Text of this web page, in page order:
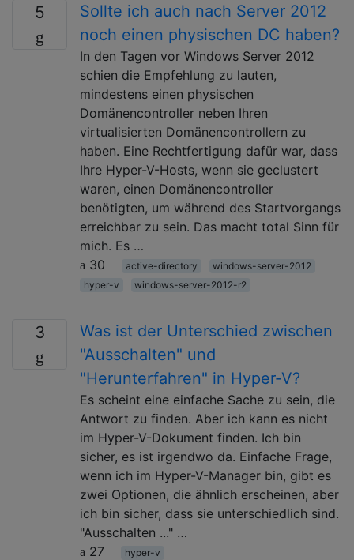
5
Sollte ich auch nach Server 2012
noch einen physischen DC haben?
In den Tagen vor Windows Server 2012
schien die Empfehlung zu lauten,
mindestens einen physischen
Domänencontroller neben Ihren
virtualisierten Domänencontrollern zu
haben. Eine Rechtfertigung dafür war, dass
Ihre Hyper-V-Hosts, wenn sie geclustert
waren, einen Domänencontroller
benötigten, um während des Startvorgangs
erreichbar zu sein. Das macht total Sinn für
mich. Es …
30
active-directory
windows-server-2012
hyper-v
windows-server-2012-r2
3
Was ist der Unterschied zwischen
"Ausschalten" und
"Herunterfahren" in Hyper-V?
Es scheint eine einfache Sache zu sein, die
Antwort zu finden. Aber ich kann es nicht
im Hyper-V-Dokument finden. Ich bin
sicher, es ist irgendwo da. Einfache Frage,
wenn ich im Hyper-V-Manager bin, gibt es
zwei Optionen, die ähnlich erscheinen, aber
ich bin sicher, dass sie unterschiedlich sind.
"Ausschalten ..." …
27
hyper-v